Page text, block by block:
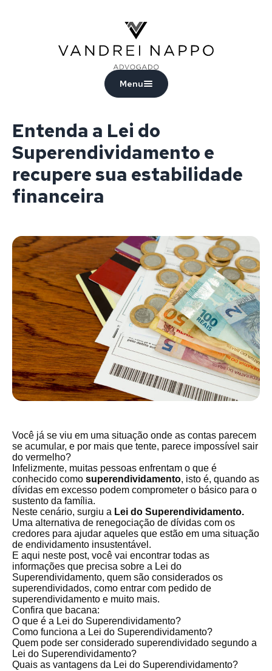
Menu
Entenda a Lei do
Superendividamento e
recupere sua estabilidade
financeira
Você já se viu em uma situação onde as contas parecem
se acumular, e por mais que tente, parece impossível sair
do vermelho?
Infelizmente, muitas pessoas enfrentam o que é
conhecido como superendividamento, isto é, quando as
dívidas em excesso podem comprometer o básico para o
sustento da família.
Neste cenário, surgiu a Lei do Superendividamento.
Uma alternativa de renegociação de dívidas com os
credores para ajudar aqueles que estão em uma situação
de endividamento insustentável.
E aqui neste post, você vai encontrar todas as
informações que precisa sobre a Lei do
Superendividamento, quem são considerados os
superendividados, como entrar com pedido de
superendividamento e muito mais.
Confira que bacana:
O que é a Lei do Superendividamento?
Como funciona a Lei do Superendividamento?
Quem pode ser considerado superendividado segundo a
Lei do Superendividamento?
Quais as vantagens da Lei do Superendividamento?